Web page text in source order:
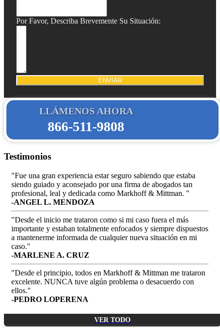
Por Favor, Describa Brevemente Su Situación:
ENVIAR
LLÁMENOS AHORA
866-511-9808
Testimonios
"Fue una gran experiencia estar seguro sabiendo que estaba
siendo guiado y aconsejado por una firma de abogados tan
profesional, leal y dedicada como Markhoff & Mittman. "
-ANGEL L. MENDOZA
"Desde el inicio me trataron como si mi caso fuera el más
importante y estaban totalmente enfocados y siempre dispuestos
a mantenerme informada de cualquier nueva situación en mi
caso."
-MARLENE A. CRUZ
"Desde el principio, todos en Markhoff & Mittman me trataron
excelente. NUNCA tuve algún problema o desacuerdo con
ellos."
-PEDRO LOPERENA
VER TODO